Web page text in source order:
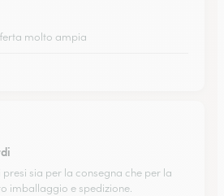
molto ampia
sia per la consegna che per la
imballaggio e spedizione.